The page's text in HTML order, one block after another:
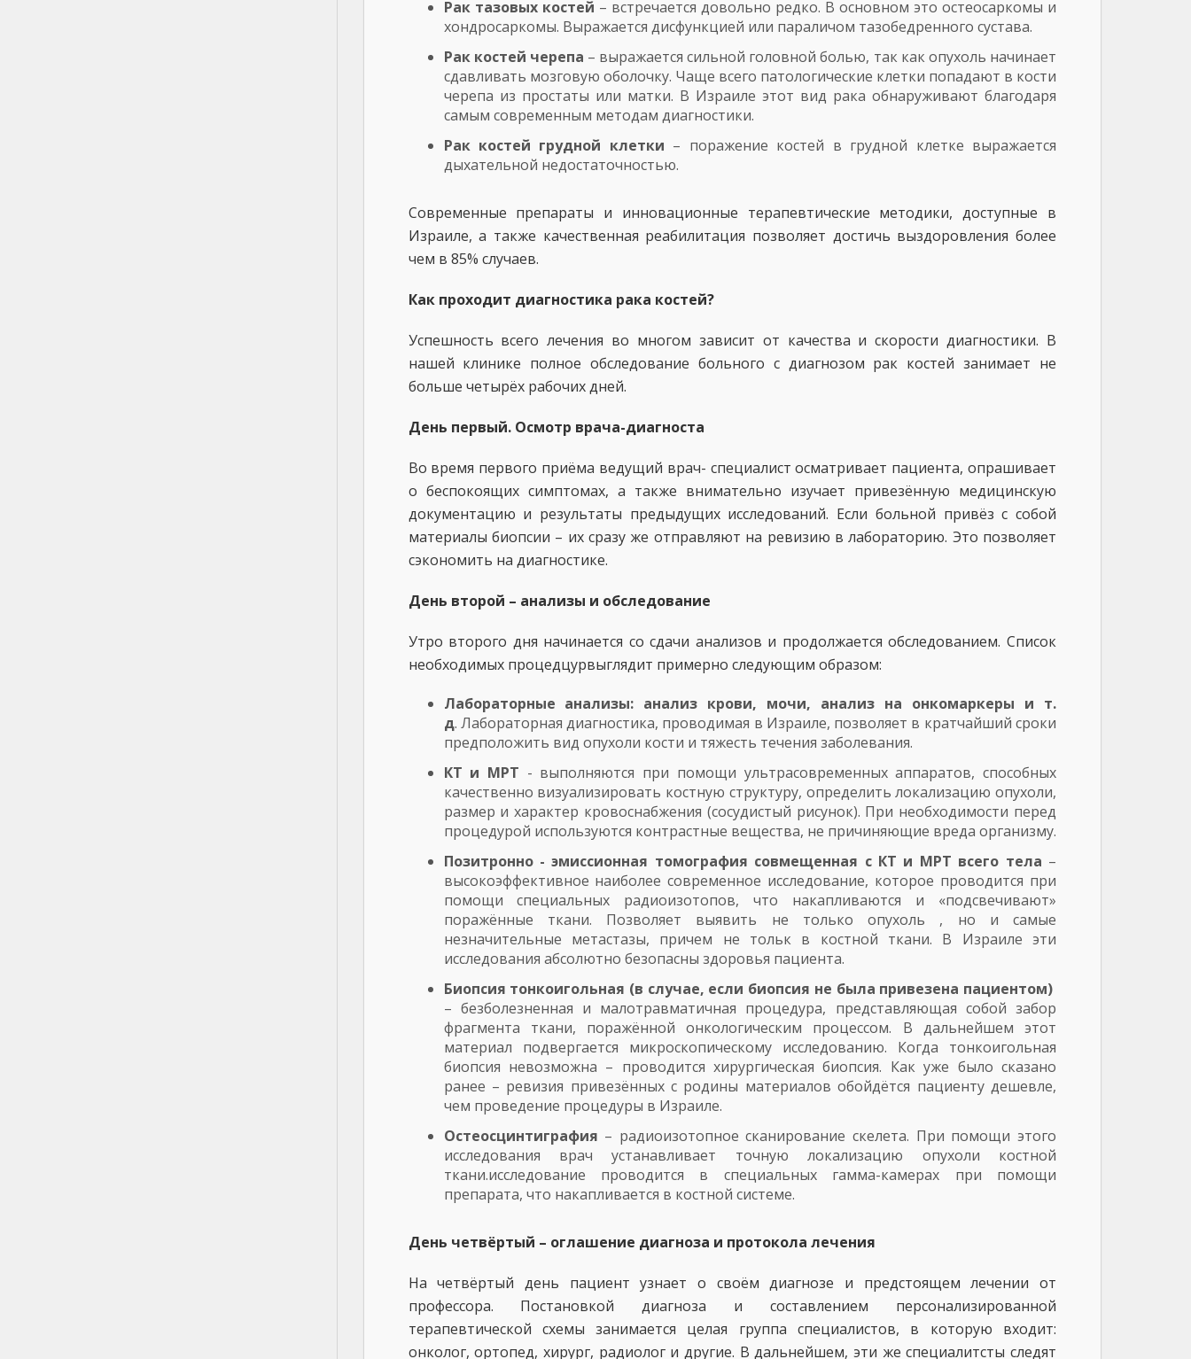
Рак тазовых костей – встречается довольно редко. В основном это остеосаркомы и
хондросаркомы. Выражается дисфункцией или параличом тазобедренного сустава.
Рак костей черепа – выражается сильной головной болью, так как опухоль начинает
сдавливать мозговую оболочку. Чаще всего патологические клетки попадают в кости
черепа из простаты или матки. В Израиле этот вид рака обнаруживают благодаря
самым современным методам диагностики.
Рак костей грудной клетки – поражение костей в грудной клетке выражается
дыхательной недостаточностью.
Современные препараты и инновационные терапевтические методики, доступные в
Израиле, а также качественная реабилитация позволяет достичь выздоровления более
чем в 85% случаев.
Как проходит диагностика рака костей?
Успешность всего лечения во многом зависит от качества и скорости диагностики. В
нашей клинике полное обследование больного с диагнозом рак костей занимает не
больше четырёх рабочих дней.
День первый. Осмотр врача-диагноста
Во время первого приёма ведущий врач- специалист осматривает пациента, опрашивает
о беспокоящих симптомах, а также внимательно изучает привезённую медицинскую
документацию и результаты предыдущих исследований. Если больной привёз с собой
материалы биопсии – их сразу же отправляют на ревизию в лабораторию. Это позволяет
сэкономить на диагностике.
День второй – анализы и обследование
Утро второго дня начинается со сдачи анализов и продолжается обследованием. Список
необходимых процедцурвыглядит примерно следующим образом:
Лабораторные анализы: анализ крови, мочи, анализ на онкомаркеры и т.
д. Лабораторная диагностика, проводимая в Израиле, позволяет в кратчайший сроки
предположить вид опухоли кости и тяжесть течения заболевания.
КТ и МРТ - выполняются при помощи ультрасовременных аппаратов, способных
качественно визуализировать костную структуру, определить локализацию опухоли,
размер и характер кровоснабжения (сосудистый рисунок). При необходимости перед
процедурой используются контрастные вещества, не причиняющие вреда организму.
Позитронно - эмиссионная томография совмещенная с КТ и МРТ всего тела –
высокоэффективное наиболее современное исследование, которое проводится при
помощи специальных радиоизотопов, что накапливаются и «подсвечивают»
поражённые ткани. Позволяет выявить не только опухоль , но и самые
незначительные метастазы, причем не тольк в костной ткани. В Израиле эти
исследования абсолютно безопасны здоровья пациента.
Биопсия тонкоигольная (в случае, если биопсия не была привезена пациентом)
– безболезненная и малотравматичная процедура, представляющая собой забор
фрагмента ткани, поражённой онкологическим процессом. В дальнейшем этот
материал подвергается микроскопическому исследованию. Когда тонкоигольная
биопсия невозможна – проводится хирургическая биопсия. Как уже было сказано
ранее – ревизия привезённых с родины материалов обойдётся пациенту дешевле,
чем проведение процедуры в Израиле.
Остеосцинтиграфия – радиоизотопное сканирование скелета. При помощи этого
исследования врач устанавливает точную локализацию опухоли костной
ткани.исследование проводится в специальных гамма-камерах при помощи
препарата, что накапливается в костной системе.
День четвёртый – оглашение диагноза и протокола лечения
На четвёртый день пациент узнает о своём диагнозе и предстоящем лечении от
профессора. Постановкой диагноза и составлением персонализированной
терапевтической схемы занимается целая группа специалистов, в которую входит:
онколог, ортопед, хирург, радиолог и другие. В дальнейшем, эти же специалитсты следят